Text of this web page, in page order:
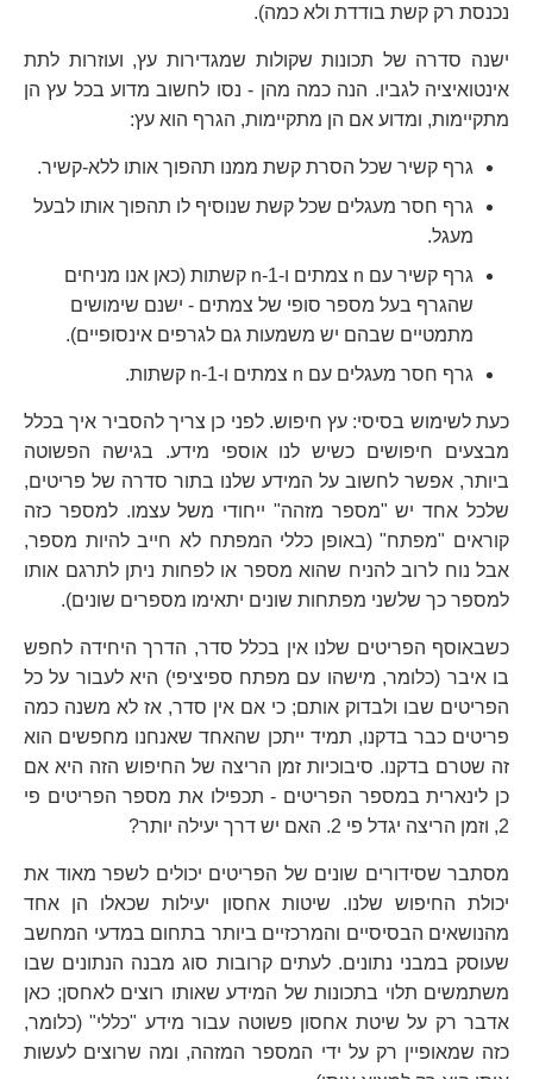
נכנסת רק קשת בודדת ולא כמה).
ישנה סדרה של תכונות שקולות שמגדירות עץ, ועוזרות לתת
אינטואיציה לגביו. הנה כמה מהן - נסו לחשוב מדוע בכל עץ הן
מתקיימות, ומדוע אם הן מתקיימות, הגרף הוא עץ:
גרף קשיר שכל הסרת קשת ממנו תהפוך אותו ללא-קשיר.
גרף חסר מעגלים שכל קשת שנוסיף לו תהפוך אותו לבעל
מעגל.
גרף קשיר עם n צמתים ו-n-1 קשתות (כאן אנו מניחים
שהגרף בעל מספר סופי של צמתים - ישנם שימושים
מתמטיים שבהם יש משמעות גם לגרפים אינסופיים).
גרף חסר מעגלים עם n צמתים ו-n-1 קשתות.
כעת לשימוש בסיסי: עץ חיפוש. לפני כן צריך להסביר איך בכלל
מבצעים חיפושים כשיש לנו אוספי מידע. בגישה הפשוטה
ביותר, אפשר לחשוב על המידע שלנו בתור סדרה של פריטים,
שלכל אחד יש "מספר מזהה" ייחודי משל עצמו. למספר כזה
קוראים "מפתח" (באופן כללי המפתח לא חייב להיות מספר,
אבל נוח לרוב להניח שהוא מספר או לפחות ניתן לתרגם אותו
למספר כך שלשני מפתחות שונים יתאימו מספרים שונים).
כשבאוסף הפריטים שלנו אין בכלל סדר, הדרך היחידה לחפש
בו איבר (כלומר, מישהו עם מפתח ספיציפי) היא לעבור על כל
הפריטים שבו ולבדוק אותם; כי אם אין סדר, אז לא משנה כמה
פריטים כבר בדקנו, תמיד ייתכן שהאחד שאנחנו מחפשים הוא
זה שטרם בדקנו. סיבוכיות זמן הריצה של החיפוש הזה היא אם
כן לינארית במספר הפריטים - תכפילו את מספר הפריטים פי
2, וזמן הריצה יגדל פי 2. האם יש דרך יעילה יותר?
מסתבר שסידורים שונים של הפריטים יכולים לשפר מאוד את
יכולת החיפוש שלנו. שיטות אחסון יעילות שכאלו הן אחד
מהנושאים הבסיסיים והמרכזיים ביותר בתחום במדעי המחשב
שעוסק במבני נתונים. לעתים קרובות סוג מבנה הנתונים שבו
משתמשים תלוי בתכונות של המידע שאותו רוצים לאחסן; כאן
אדבר רק על שיטת אחסון פשוטה עבור מידע "כללי" (כלומר,
כזה שמאופיין רק על ידי המספר המזהה, ומה שרוצים לעשות